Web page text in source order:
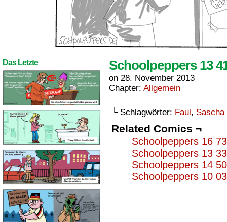
Das Letzte Schoolpeppers 13
on 28. November 2013
Chapter: Allgemein
└ Schlagwörter: Faul, Sascha
Related Comics ¬
Schoolpeppers 16
Schoolpeppers 13
Schoolpeppers 14
Schoolpeppers 10